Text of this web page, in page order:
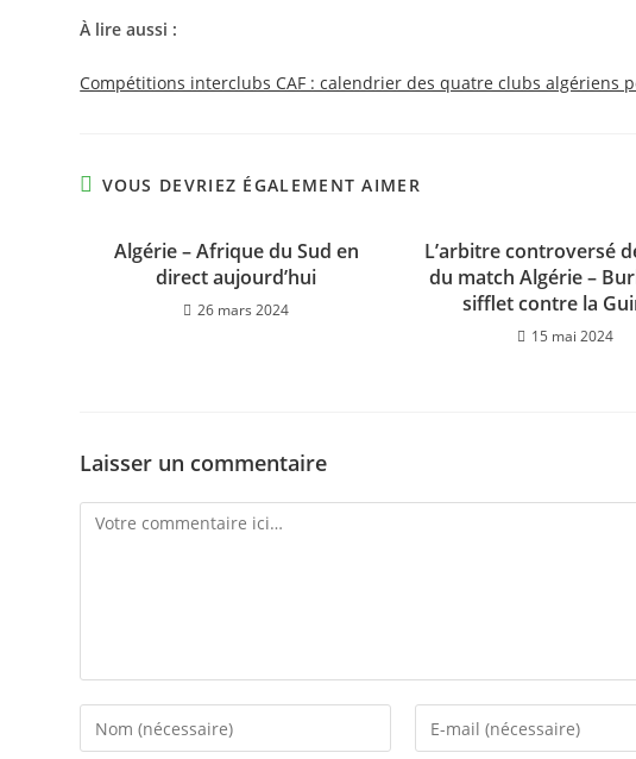
À lire aussi :
Compétitions interclubs CAF : calendrier des quatre clubs algériens
VOUS DEVRIEZ ÉGALEMENT AIMER
Algérie – Afrique du Sud en
direct aujourd’hui
26 mars 2024
L’arbitre controversé
du match Algérie –
sifflet contre la
15 mai 2024
Laisser un commentaire
Comment
Enter
your
Enter
your